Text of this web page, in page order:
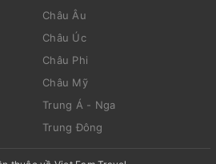
Châu Âu
Châu Úc
Châu Phi
Châu Mỹ
Trung Á - Nga
Trung Đông